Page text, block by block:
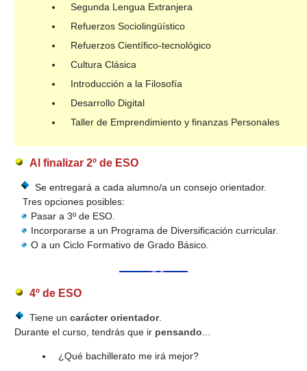
Segunda Lengua Extranjera
Refuerzos Sociolingüístico
Refuerzos Científico-tecnológico
Cultura Clásica
Introducción a la Filosofía
Desarrollo Digital
Taller de Emprendimiento y finanzas Personales
Al finalizar 2º de ESO
Se entregará a cada alumno/a un consejo orientador.
Tres opciones posibles:
Pasar a 3º de ESO.
Incorporarse a un Programa de Diversificación curricular.
O a un Ciclo Formativo de Grado Básico.
4º de ESO
Tiene un carácter orientador.
Durante el curso, tendrás que ir pensando
¿Qué bachillerato me irá mejor?